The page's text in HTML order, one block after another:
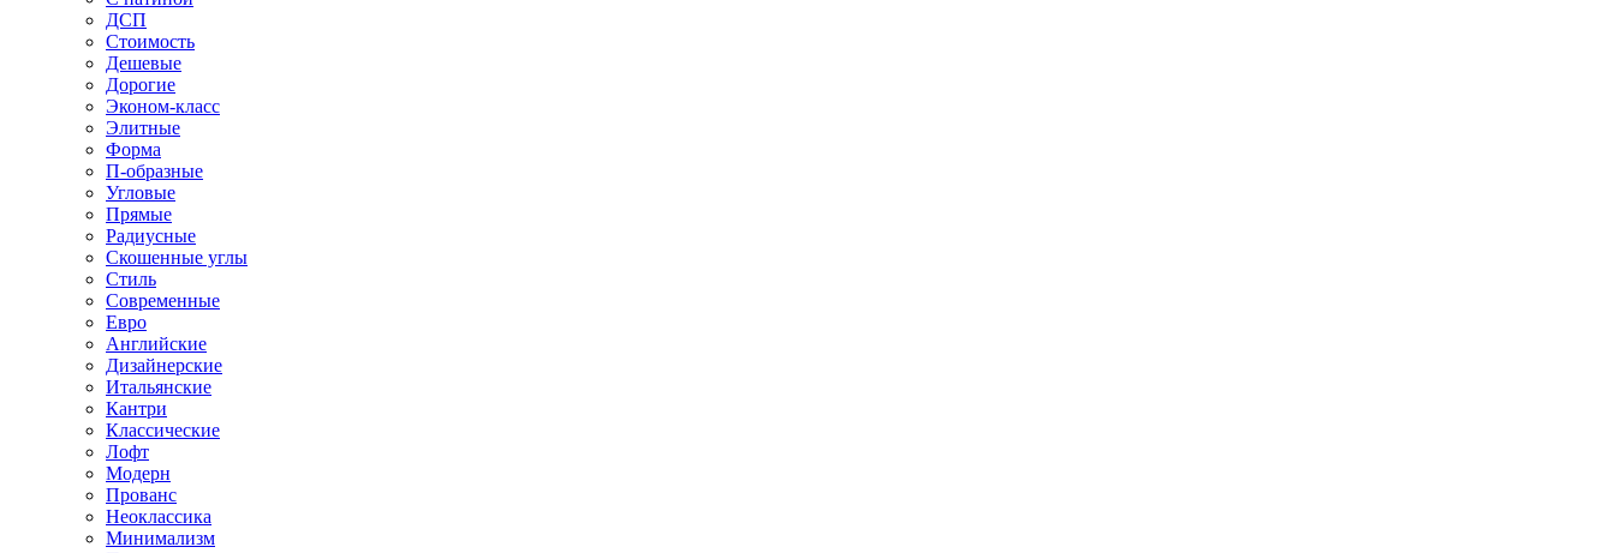
ДСП
Стоимость
Дешевые
Дорогие
Эконом-класс
Элитные
Форма
П-образные
Угловые
Прямые
Радиусные
Скошенные углы
Стиль
Современные
Евро
Английские
Дизайнерские
Итальянские
Кантри
Классические
Лофт
Модерн
Прованс
Неоклассика
Минимализм